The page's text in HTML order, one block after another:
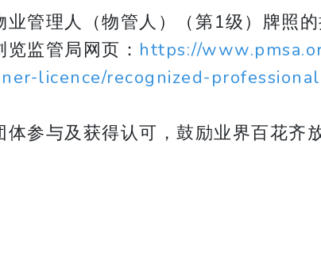
管理人（物管人）（第1级）牌照
监管局网页： https://
licence/recognized-
参与及获得认可，鼓励业界百花齐